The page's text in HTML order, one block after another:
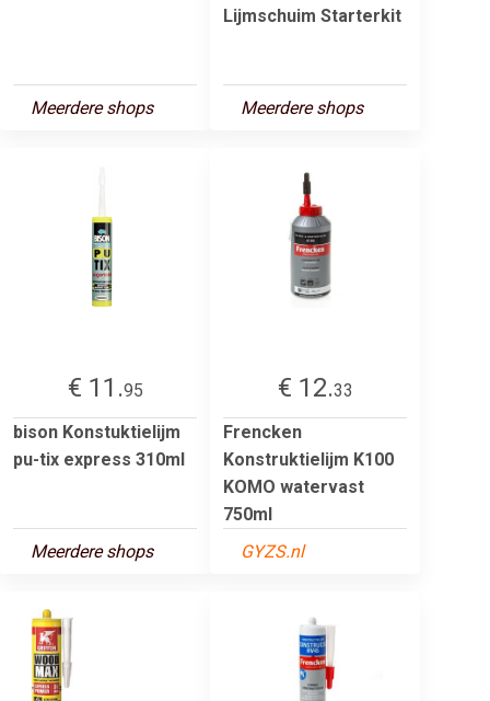
Meerdere shops
Lijmschuim Starterkit
Meerdere shops
€ 11.95
bison Konstuktielijm
pu-tix express 310ml
Meerdere shops
€ 12.33
Frencken
Konstruktielijm K100
KOMO watervast
750ml
GYZS.nl